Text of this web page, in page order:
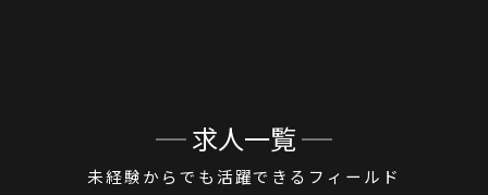
求人一覧
未経験からでも活躍できるフィールド